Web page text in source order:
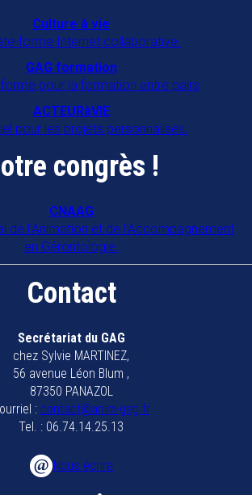
Culture à vie
forme Internet collaborative.
GAG formation
pour la formation entre pairs
ACTEURàVIE
pour les projets personnalisés.
congrès !
CNAAG
de l'Animation et de l'Accompagnement
en Gérontologie.
Contact
Secrétariat du GAG
chez Sylvie MARTINEZ,
56 avenue Léon Blum ,
87350 PANAZOL
: contact@anim-gag.fr
Tel. : 06.74.14.25.13
Nous écrire